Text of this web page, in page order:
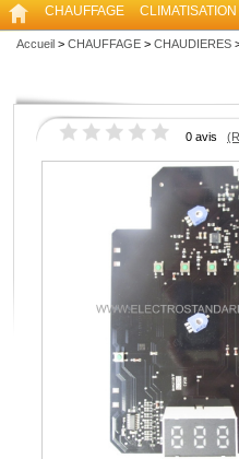
CHAUFFAGE CLIMATISATION
Accueil > CHAUFFAGE > CHAUDIERES
0 avis